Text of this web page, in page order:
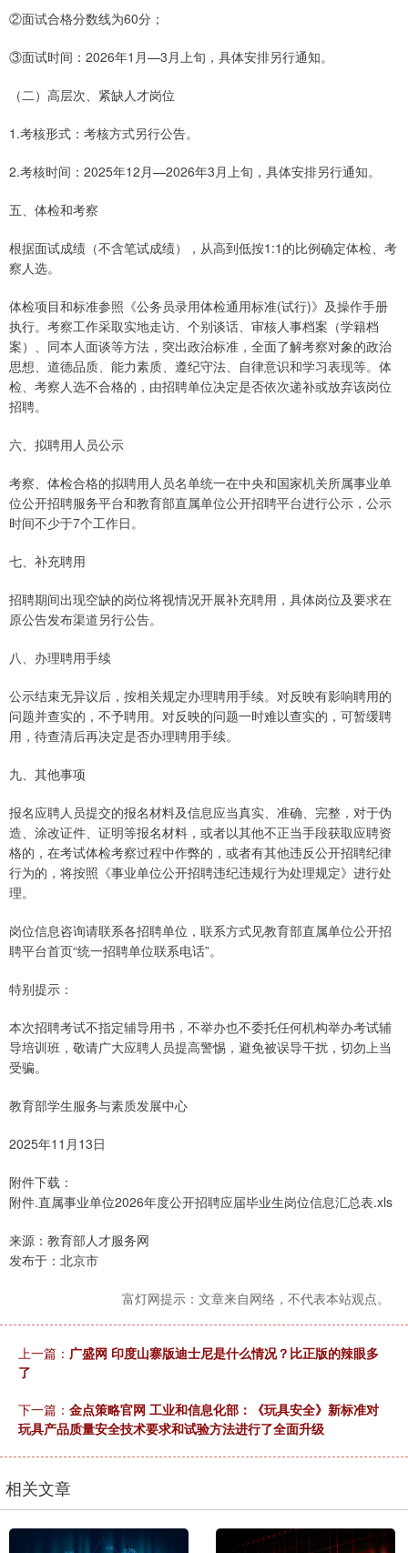
②面试合格分数线为60分；
③面试时间：2026年1月—3月上旬，具体安排另行通知。
（二）高层次、紧缺人才岗位
1.考核形式：考核方式另行公告。
2.考核时间：2025年12月—2026年3月上旬，具体安排另行通知。
五、体检和考察
根据面试成绩（不含笔试成绩），从高到低按1:1的比例确定体检、考
察人选。
体检项目和标准参照《公务员录用体检通用标准(试行)》及操作手册
执行。考察工作采取实地走访、个别谈话、审核人事档案（学籍档
案）、同本人面谈等方法，突出政治标准，全面了解考察对象的政治
思想、道德品质、能力素质、遵纪守法、自律意识和学习表现等。体
检、考察人选不合格的，由招聘单位决定是否依次递补或放弃该岗位
招聘。
六、拟聘用人员公示
考察、体检合格的拟聘用人员名单统一在中央和国家机关所属事业单
位公开招聘服务平台和教育部直属单位公开招聘平台进行公示，公示
时间不少于7个工作日。
七、补充聘用
招聘期间出现空缺的岗位将视情况开展补充聘用，具体岗位及要求在
原公告发布渠道另行公告。
八、办理聘用手续
公示结束无异议后，按相关规定办理聘用手续。对反映有影响聘用的
问题并查实的，不予聘用。对反映的问题一时难以查实的，可暂缓聘
用，待查清后再决定是否办理聘用手续。
九、其他事项
报名应聘人员提交的报名材料及信息应当真实、准确、完整，对于伪
造、涂改证件、证明等报名材料，或者以其他不正当手段获取应聘资
格的，在考试体检考察过程中作弊的，或者有其他违反公开招聘纪律
行为的，将按照《事业单位公开招聘违纪违规行为处理规定》进行处
理。
岗位信息咨询请联系各招聘单位，联系方式见教育部直属单位公开招
聘平台首页“统一招聘单位联系电话”。
特别提示：
本次招聘考试不指定辅导用书，不举办也不委托任何机构举办考试辅
导培训班，敬请广大应聘人员提高警惕，避免被误导干扰，切勿上当
受骗。
教育部学生服务与素质发展中心
2025年11月13日
附件下载：
附件.直属事业单位2026年度公开招聘应届毕业生岗位信息汇总表.xls
来源：教育部人才服务网
发布于：北京市
富灯网提示：文章来自网络，不代表本站观点。
上一篇： 广盛网 印度山寨版迪士尼是什么情况？比正版的辣眼多
了
下一篇： 金点策略官网 工业和信息化部：《玩具安全》新标准对
玩具产品质量安全技术要求和试验方法进行了全面升级
相关文章